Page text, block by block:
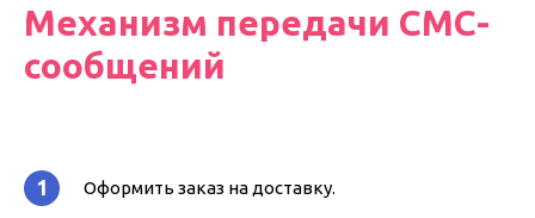
Механизм передачи СМС-
сообщений
1 Оформить заказ на доставку.